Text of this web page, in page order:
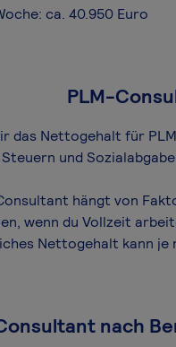
ca. 40.950 Euro
PLM-
das Netto­gehalt für
und
hängt von
wenn du Vollzeit
Nettogehalt kann je
nach